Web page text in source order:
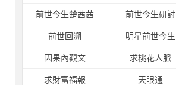
前世今生楚茜茜 前世今生研討
前世回溯 明星前世今生
因果內觀文 求桃花人脈
求財富福報 天眼通